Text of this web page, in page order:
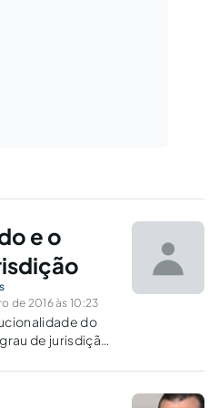
e o
de 2016 às 10:23
do
de jurisdição,
e da